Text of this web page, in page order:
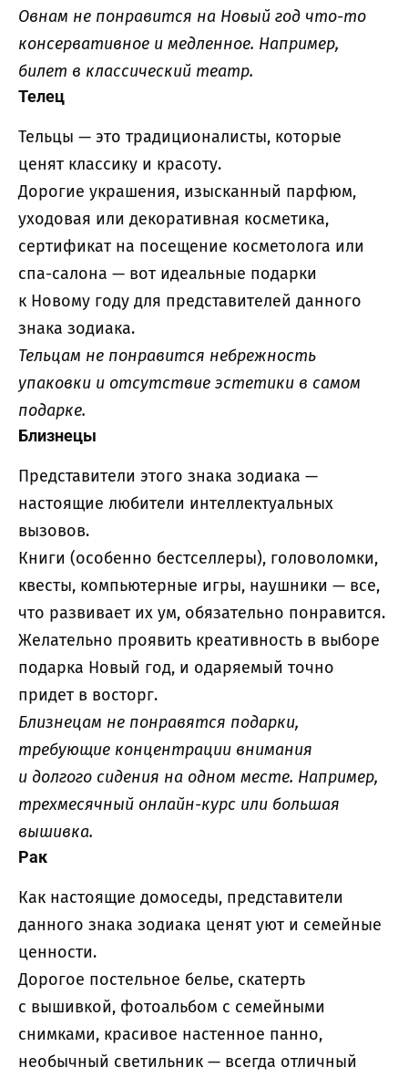
Овнам не понравится на Новый год что-то
консервативное и медленное. Например,
билет в классический театр.
Телец
Тельцы — это традиционалисты, которые
ценят классику и красоту.
Дорогие украшения, изысканный парфюм,
уходовая или декоративная косметика,
сертификат на посещение косметолога или
спа-салона — вот идеальные подарки
к Новому году для представителей данного
знака зодиака.
Тельцам не понравится небрежность
упаковки и отсутствие эстетики в самом
подарке.
Близнецы
Представители этого знака зодиака —
настоящие любители интеллектуальных
вызовов.
Книги (особенно бестселлеры), головоломки,
квесты, компьютерные игры, наушники — все,
что развивает их ум, обязательно понравится.
Желательно проявить креативность в выборе
подарка Новый год, и одаряемый точно
придет в восторг.
Близнецам не понравятся подарки,
требующие концентрации внимания
и долгого сидения на одном месте. Например,
трехмесячный онлайн-курс или большая
вышивка.
Рак
Как настоящие домоседы, представители
данного знака зодиака ценят уют и семейные
ценности.
Дорогое постельное белье, скатерть
с вышивкой, фотоальбом с семейными
снимками, красивое настенное панно,
необычный светильник — всегда отличный